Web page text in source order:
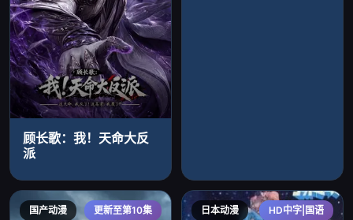
顾长歌：我！天命大反
派
国产动漫 更新至第10集 日本动漫 HD中字|国语